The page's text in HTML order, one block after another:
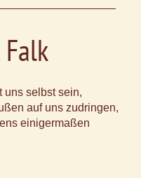
uns selbst sein,
auf uns zudringen,
einigermaßen